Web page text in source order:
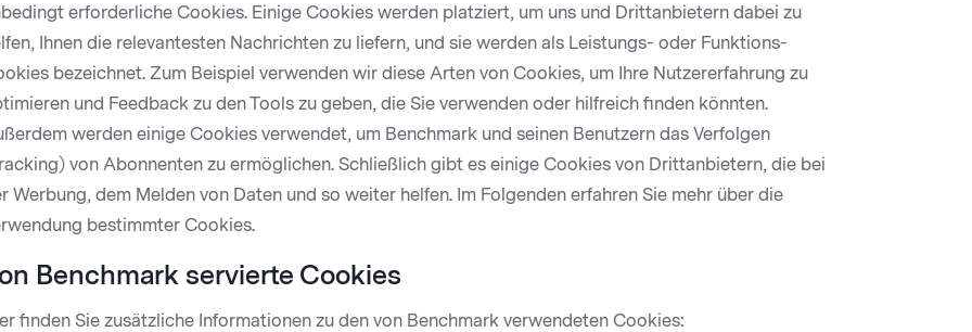
erforderliche Cookies. Einige Cookies werden platziert, um uns und Drittanbietern dabei zu
Ihnen die relevantesten Nachrichten zu liefern, und sie werden als Leistungs- oder Funktions-
bezeichnet. Zum Beispiel verwenden wir diese Arten von Cookies, um Ihre Nutzererfahrung zu
und Feedback zu den Tools zu geben, die Sie verwenden oder hilfreich finden könnten.
werden einige Cookies verwendet, um Benchmark und seinen Benutzern das Verfolgen
von Abonnenten zu ermöglichen. Schließlich gibt es einige Cookies von Drittanbietern, die bei
Werbung, dem Melden von Daten und so weiter helfen. Im Folgenden erfahren Sie mehr über die
bestimmter Cookies.
Benchmark servierte Cookies
finden Sie zusätzliche Informationen zu den von Benchmark verwendeten Cookies: